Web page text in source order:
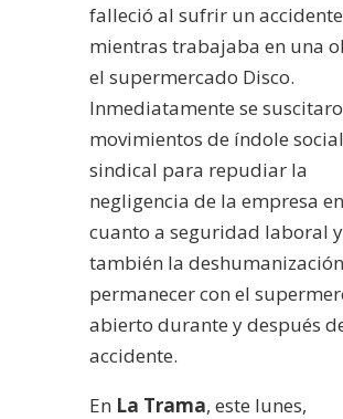
falleció al sufrir un accidente
mientras trabajaba en una
el supermercado Disco.
Inmediatamente se
movimientos de índole
sindical para repudiar la
negligencia de la empresa en
cuanto a seguridad laboral y
también la
permanecer con el
abierto durante y después
accidente.
En La Trama, este lunes,